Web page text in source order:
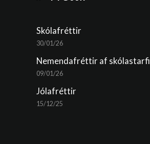
Skólafréttir
30/01/26
Nemendafréttir af skólastarfi
09/01/26
Jólafréttir
15/12/25